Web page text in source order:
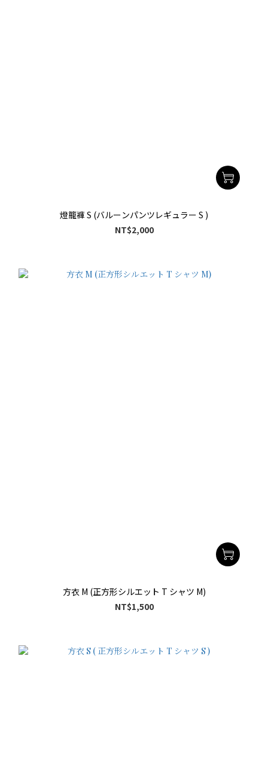
燈籠褲 S (バルーンパンツレギュラー S )
NT$2,000
方衣 M (正方形シルエット T シャツ M)
NT$1,500